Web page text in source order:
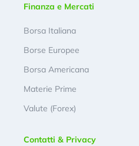
Finanza e Mercati
Borsa Italiana
Borse Europee
Borsa Americana
Materie Prime
Valute (Forex)
Contatti & Privacy